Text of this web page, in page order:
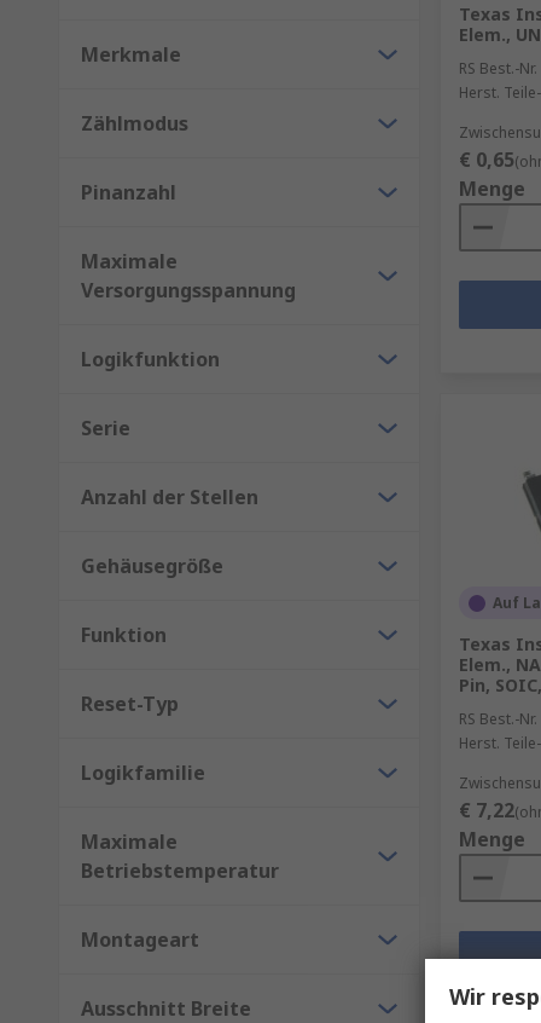
Merkmale
Zählmodus
Pinanzahl
Maximale
Versorgungsspannung
Logikfunktion
Serie
Anzahl der Stellen
Gehäusegröße
Funktion
Reset-Typ
Logikfamilie
Maximale
Betriebstemperatur
Montageart
Ausschnitt Breite
Texas
Elem.,
RS Best.-Nr.
Herst.
€ 0,65
Menge
Auf
Texas
Elem.,
Pin,
RS Best.-Nr.
Herst.
€ 7,22
Menge
Wir